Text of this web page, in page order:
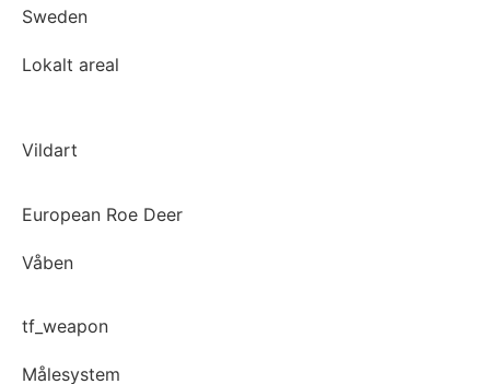
Sweden
Lokalt areal
Vildart
European Roe Deer
Våben
tf_weapon
Målesystem